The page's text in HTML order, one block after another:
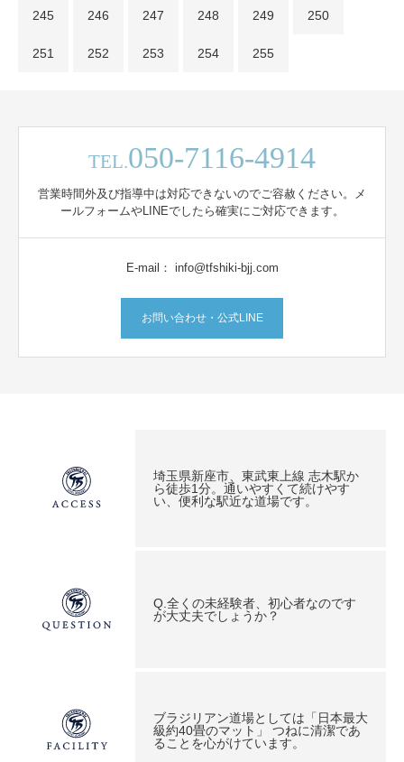
245 246 247 248 249 250
251 252 253 254 255
TEL.050-7116-4914
営業時間外及び指導中は対応できないのでご容赦ください。メ
ールフォームやLINEでしたら確実にご対応できます。
E-mail： info@tfshiki-bjj.com
お問い合わせ・公式LINE
埼玉県新座市、東武東上線 志木駅か
ら徒歩1分。通いやすくて続けやす
い、便利な駅近な道場です。
Q.全くの未経験者、初心者なのです
が大丈夫でしょうか？
ブラジリアン道場としては「日本最大
級約40畳のマット」 つねに清潔であ
ることを心がけています。